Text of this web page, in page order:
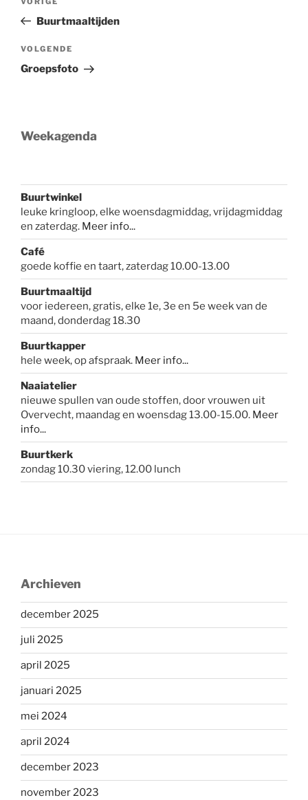
Vorig
berichtBuurtmaaltijden
Volgend
bericht
VOLGENDE
Groepsfoto
Weekagenda
Buurtwinkel
leuke kringloop, elke woensdagmiddag, vrijdagmiddag
en zaterdag. Meer info...
Café
goede koffie en taart, zaterdag 10.00-13.00
Buurtmaaltijd
voor iedereen, gratis, elke 1e, 3e en 5e week van de
maand, donderdag 18.30
Buurtkapper
hele week, op afspraak. Meer info...
Naaiatelier
nieuwe spullen van oude stoffen, door vrouwen uit
Overvecht, maandag en woensdag 13.00-15.00. Meer
info...
Buurtkerk
zondag 10.30 viering, 12.00 lunch
Archieven
december 2025
juli 2025
april 2025
januari 2025
mei 2024
april 2024
december 2023
november 2023